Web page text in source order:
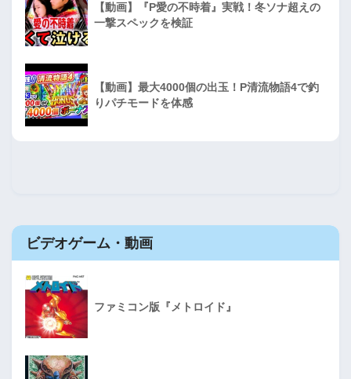
【動画】『P愛の不時着』実戦！冬ソナ超えの
一撃スペックを検証
【動画】最大4000個の出玉！P清流物語4で釣
りパチモードを体感
ビデオゲーム・動画
ファミコン版『メトロイド』